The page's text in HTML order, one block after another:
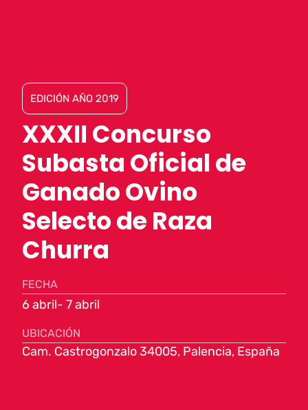
EDICIÓN AÑO 2019
XXXII Concurso
Subasta Oficial de
Ganado Ovino
Selecto de Raza
Churra
FECHA
6 abril- 7 abril
UBICACIÓN
Cam. Castrogonzalo 34005, Palencia, España